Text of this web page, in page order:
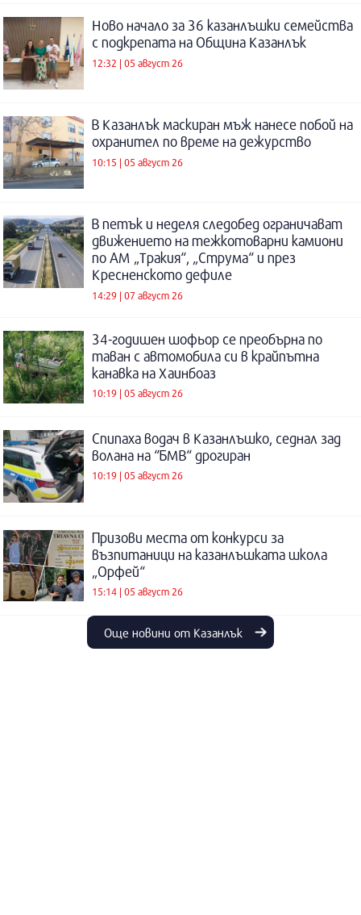
Ново начало за 36 казанлъшки семейства
с подкрепата на Община Казанлък
12:32 | 05 август 26
В Казанлък маскиран мъж нанесе побой на
охранител по време на дежурство
10:15 | 05 август 26
В петък и неделя следобед ограничават
движението на тежкотоварни камиони
по АМ „Тракия“, „Струма“ и през
Кресненското дефиле
14:29 | 07 август 26
34-годишен шофьор се преобърна по
таван с автомобила си в крайпътна
канавка на Хаинбоаз
10:19 | 05 август 26
Спипаха водач в Казанлъшко, седнал зад
волана на “БМВ“ дрогиран
10:19 | 05 август 26
Призови места от конкурси за
възпитаници на казанлъшката школа
„Орфей“
15:14 | 05 август 26
Още новини от Казанлък